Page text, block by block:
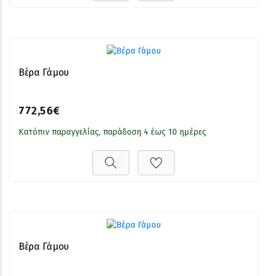
Βέρα Γάμου
772,56€
Κατόπιν παραγγελίας, παράδοση 4 έως 10 ημέρες
Βέρα Γάμου